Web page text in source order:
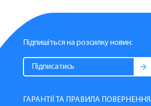
Підпишіться на розсилку новин:
ГАРАНТІЇ ТА ПРАВИЛА ПОВЕРНЕННЯ